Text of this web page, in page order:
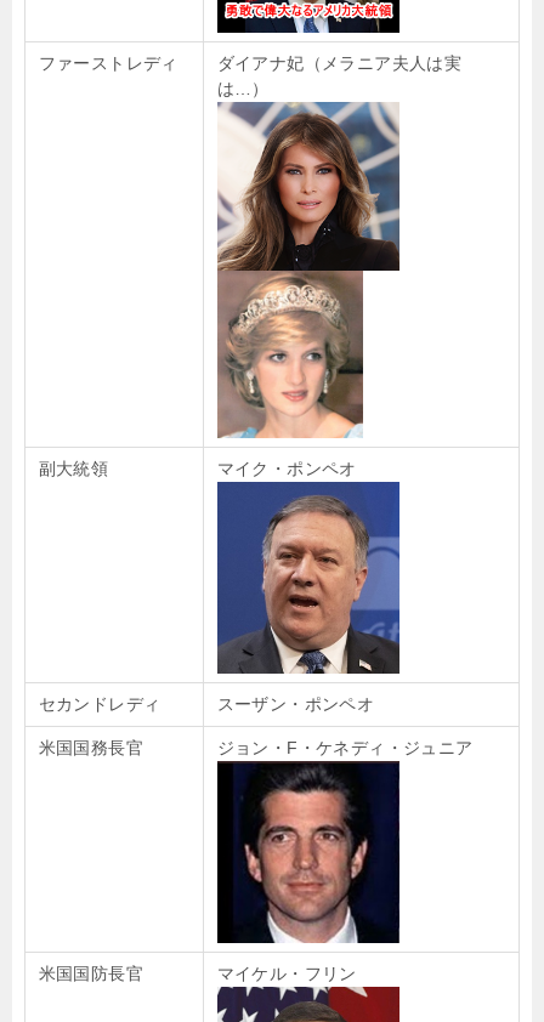
ファーストレディ
ダイアナ妃（メラニア夫人は実
は…）
副大統領 マイク・ポンペオ
セカンドレディ スーザン・ポンペオ
米国国務長官 ジョン・F・ケネディ・ジュニア
米国国防長官 マイケル・フリン